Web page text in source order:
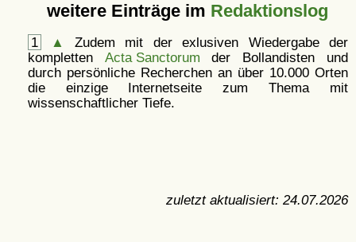
weitere Einträge im Redaktionslog
1 ▲
Zudem mit der exlusiven Wiedergabe der
kompletten Acta Sanctorum der Bollandisten und
durch persönliche Recherchen an über 10.000 Orten
die einzige Internetseite zum Thema mit
wissenschaftlicher Tiefe.
zuletzt aktualisiert: 24.07.2026